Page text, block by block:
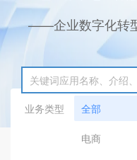
——企业数字化转
业务类型
全部
电商